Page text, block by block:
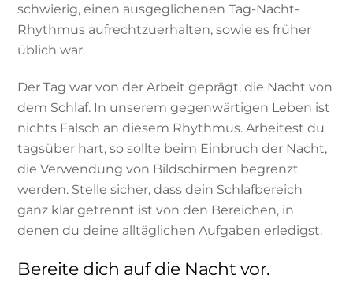
schwierig, einen ausgeglichenen Tag-Nacht-
Rhythmus aufrechtzuerhalten, sowie es früher
üblich war.
Der Tag war von der Arbeit geprägt, die Nacht von
dem Schlaf. In unserem gegenwärtigen Leben ist
nichts Falsch an diesem Rhythmus. Arbeitest du
tagsüber hart, so sollte beim Einbruch der Nacht,
die Verwendung von Bildschirmen begrenzt
werden. Stelle sicher, dass dein Schlafbereich
ganz klar getrennt ist von den Bereichen, in
denen du deine alltäglichen Aufgaben erledigst.
Bereite dich auf die Nacht vor.